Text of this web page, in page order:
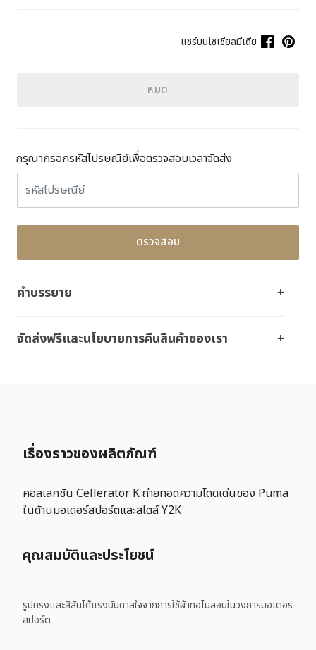
แชร์บนโซเชียลมีเดีย
หมด
กรุณากรอกรหัสไปรษณีย์เพื่อตรวจสอบเวลาจัดส่ง
ตรวจสอบ
คำบรรยาย
จัดส่งฟรีและนโยบายการคืนสินค้าของเรา
เรื่องราวของผลิตภัณฑ์
คอลเลกชัน Cellerator K ถ่ายทอดความโดดเด่นของ Puma
ในด้านมอเตอร์สปอร์ตและสไตล์ Y2K
คุณสมบัติและประโยชน์
รูปทรงและสีสันได้แรงบันดาลใจจากการใช้ผ้าทอไนลอนในวงการมอเตอร์
สปอร์ต